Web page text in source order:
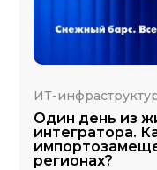
ИТ-
Один день из
интегратора.
регионах?